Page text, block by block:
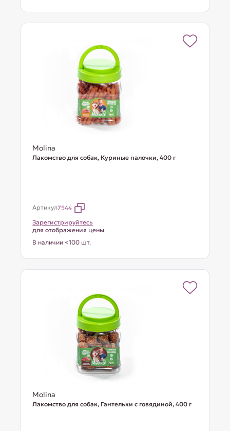
Molina
Лакомство для собак, Куриные палочки, 400 г
Артикул7544
Зарегистрируйтесь
для отображения цены
В наличии <100 шт.
Molina
Лакомство для собак, Гантельки с говядиной, 400 г